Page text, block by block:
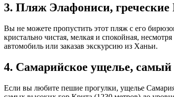
3. Пляж Элафониси,
Вы не можете пропустить этот пляж с его
кристально чистая, мелкая и спокойная,
автомобиль или заказав экскурсию из Ханьи.
4. Самарийское ущелье,
Если вы любите пешие прогулки, ущелье